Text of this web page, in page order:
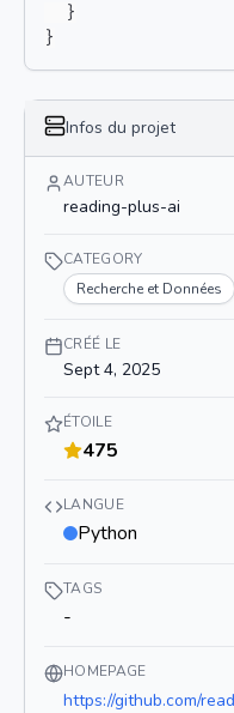
}
}
Infos du projet
AUTEUR
reading-plus-ai
CATEGORY
Recherche et Données
CRÉÉ LE
Sept 4, 2025
ÉTOILE
475
LANGUE
Python
TAGS
-
HOMEPAGE
https://github.com/